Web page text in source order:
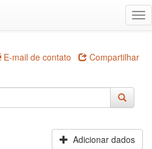
E-mail de contato Compartilhar
Adicionar dados